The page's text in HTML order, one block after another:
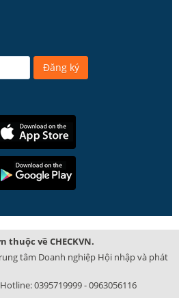
về CHECKVN.
tâm Doanh nghiệp Hội nhập và phát
0395719999-0963056116